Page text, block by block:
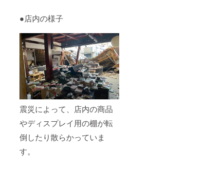
●店内の様子
震災によって、店内の商品
やディスプレイ用の棚が転
倒したり散らかっていま
す。